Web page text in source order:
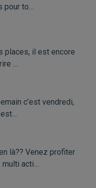
pour to…
places, il est encore
…
c’est vendredi,
là?? Venez profiter
acti…